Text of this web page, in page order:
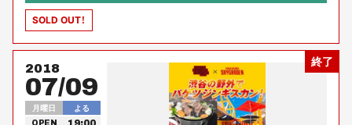
ャー／コミュニティ・アクセラレーター）
SOLD OUT！
終了
2018
07/09
月曜日 よる
OPEN